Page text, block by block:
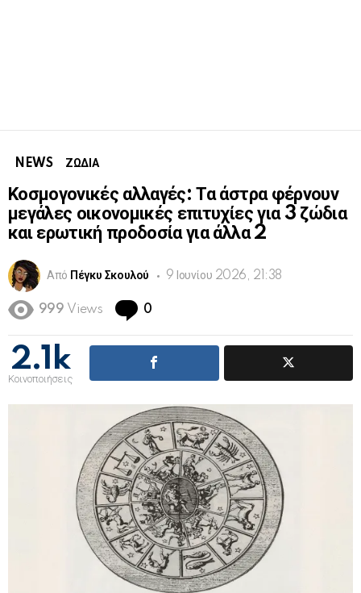
NEWS ΖΩΔΙΑ
Κοσμογονικές αλλαγές: Τα άστρα φέρνουν
μεγάλες οικονομικές επιτυχίες για 3 ζώδια
και ερωτική προδοσία για άλλα 2
Από Πέγκυ Σκουλού 9 Ιουνίου 2026, 21:38
999 Views 0
2.1k
Κοινοποιήσεις